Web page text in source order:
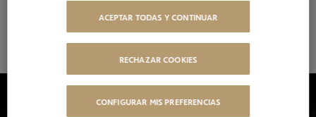
CONFIGURAR MIS PREFERENCIAS
RECHAZAR COOKIES
ACEPTAR TODAS Y CONTINUAR